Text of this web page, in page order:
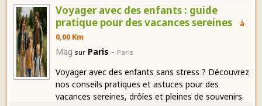
Voyager avec des enfants : guide
pratique pour des vacances sereines
à
0,00 Km
Mag sur Paris - Paris
Voyager avec des enfants sans stress ? Découvrez
nos conseils pratiques et astuces pour des
vacances sereines, drôles et pleines de souvenirs.